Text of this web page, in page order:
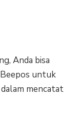
Anda bisa
Beepos untuk
mencatat